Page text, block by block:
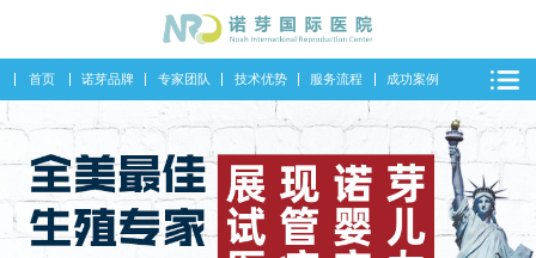
首页 诺芽品牌 专家团队 技术优势 服务流程 成功案例